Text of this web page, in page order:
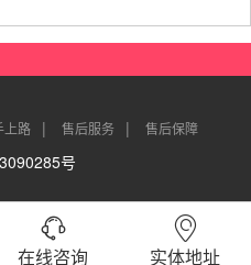
上路 | 售后服务 | 售后保障
号
在线咨询 实体地址